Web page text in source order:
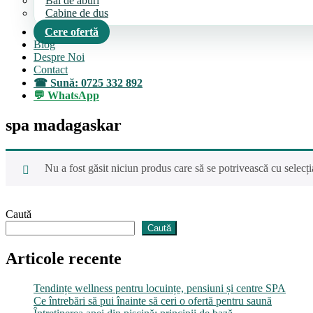
Cabine de dus
Cere ofertă
Blog
Despre Noi
Contact
Sună: 0725 332 892
WhatsApp
spa madagaskar
Nu a fost găsit niciun produs care să se potrivească cu
Caută
Caută
Articole recente
Tendințe wellness pentru locuințe, pensiuni și centre SPA
Ce întrebări să pui înainte să ceri o ofertă pentru saună